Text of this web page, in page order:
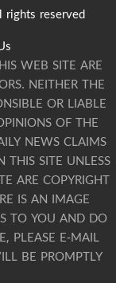
reserved
WEB SITE ARE
NEITHER THE
OR LIABLE
OF THE
NEWS CLAIMS
THIS SITE UNLESS
ARE COPYRIGHT
IS AN IMAGE
TO YOU AND DO
PLEASE E-MAIL
BE PROMPTLY